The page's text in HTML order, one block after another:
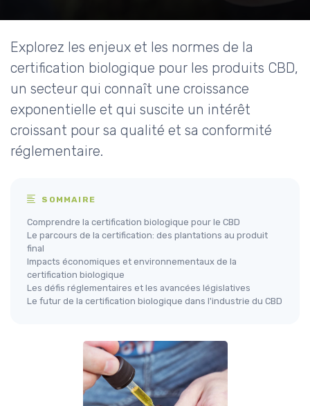
Explorez les enjeux et les normes de la
certification biologique pour les produits CBD,
un secteur qui connaît une croissance
exponentielle et qui suscite un intérêt
croissant pour sa qualité et sa conformité
réglementaire.
SOMMAIRE
Comprendre la certification biologique pour le CBD
Le parcours de la certification: des plantations au produit
final
Impacts économiques et environnementaux de la
certification biologique
Les défis réglementaires et les avancées législatives
Le futur de la certification biologique dans l'industrie du CBD